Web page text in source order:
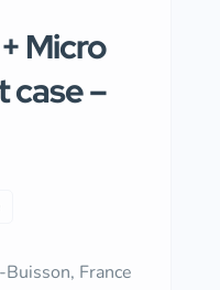
Micro
case –
France